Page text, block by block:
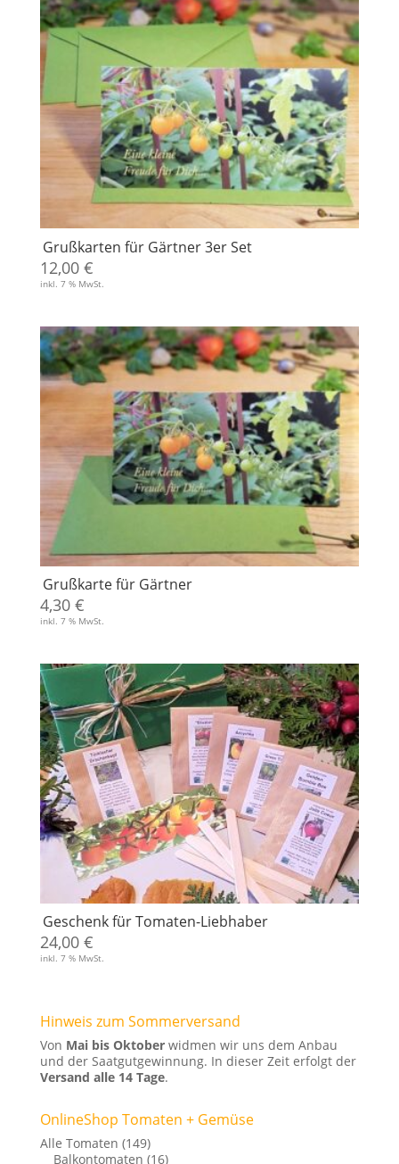
Grußkarten für Gärtner 3er Set
12,00 €
inkl. 7 % MwSt.
Grußkarte für Gärtner
4,30 €
inkl. 7 % MwSt.
Geschenk für Tomaten-Liebhaber
24,00 €
inkl. 7 % MwSt.
Hinweis zum Sommerversand
Von Mai bis Oktoberwidmen wir uns dem Anbau
und der Saatgutgewinnung. In dieser Zeit erfolgt der
Versand alle 14 Tage.
OnlineShop Tomaten + Gemüse
Alle Tomaten (149)
Balkontomaten (16)